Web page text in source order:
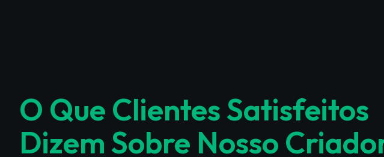
O Que Clientes Satisfeitos
Dizem Sobre Nosso